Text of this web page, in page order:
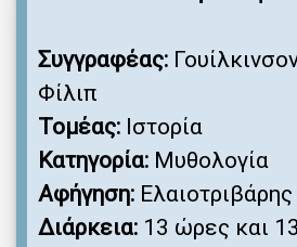
Συγγραφέας:
Φίλιπ
Τομέας: Ιστορία
Κατηγορία: Μυθολογία
Αφήγηση:
Διάρκεια: 13 ώρες και